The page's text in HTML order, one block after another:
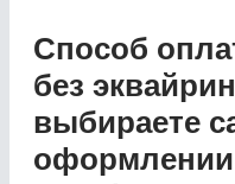
Способ
без
выбираете
оформлении